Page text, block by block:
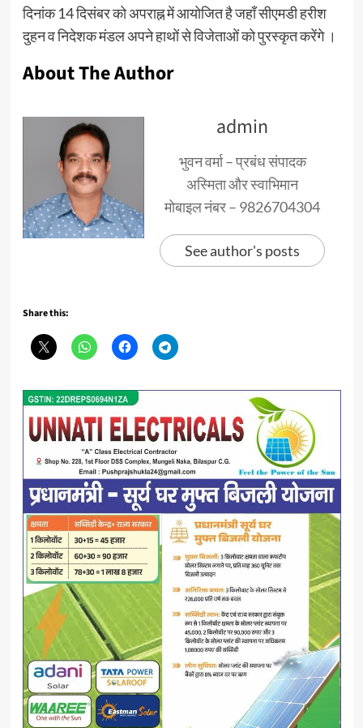
दिनांक 14 दिसंबर को अपराह्न में आयोजित है जहाँ सीएमडी हरीश
दुहन व निदेशक मंडल अपने हाथों से विजेताओं को पुरस्कृत करेंगे ।
About The Author
admin
भुवन वर्मा – प्रबंध संपादक
अस्मिता और स्वाभिमान
मोबाइल नंबर – 9826704304
See author's posts
Share this: